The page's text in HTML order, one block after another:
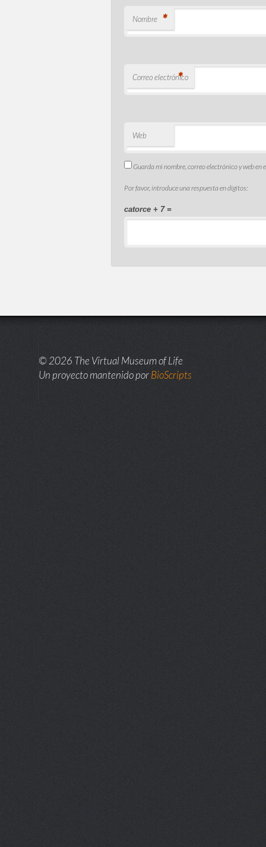
Nombre *
Correo electrónico
*
Web
Guarda mi nombre, correo electrónico y web en
Por favor, introduce una respuesta en dígitos:
catorce + 7 =
© 2026 The Virtual Museum of Life
Un proyecto mantenido porBioScripts